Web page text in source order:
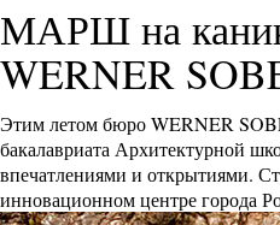
МАРШ на
WERNER
Этим летом бюро WERNER
бакалавриата Архитектурной
впечатлениями и открытиями.
инновационном центре города